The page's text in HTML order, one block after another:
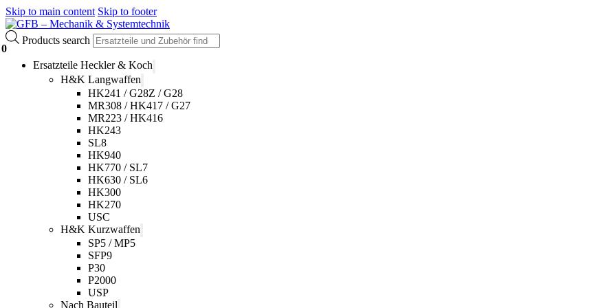
Skip to main content Skip to footer
Products search
0
Ersatzteile Heckler & Koch
H&K Langwaffen
HK241 / G28Z / G28
MR308 / HK417 / G27
MR223 / HK416
HK243
SL8
HK940
HK770 / SL7
HK630 / SL6
HK300
HK270
USC
H&K Kurzwaffen
SP5 / MP5
SFP9
P30
P2000
USP
Nach Bauteil